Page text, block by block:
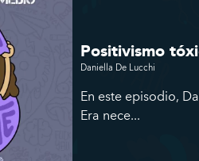
Positivismo
Daniella De Lucchi
En este episodio,
Era nece...